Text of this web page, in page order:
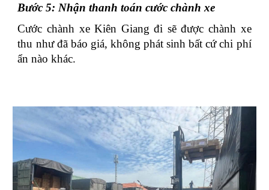
Bước 5: Nhận thanh toán cước chành xe
Cước chành xe Kiên Giang đi sẽ được chành xe
thu như đã báo giá, không phát sinh bất cứ chi phí
ẩn nào khác.